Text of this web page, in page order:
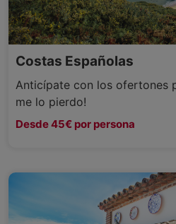
Costas Españolas
Anticípate con los ofertones
me lo pierdo!
Desde 45€ por persona